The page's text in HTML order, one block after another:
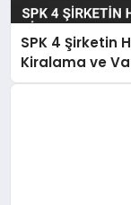
SPK 4 Şirketin
Kiralama ve